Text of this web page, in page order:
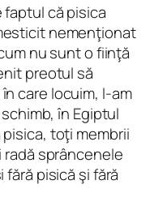
faptul că pisica
nemenţionat
nu sunt o fiinţă
preotul să
care locuim, l-am
în Egiptul
toţi membrii
sprâncenele
pisică şi fără